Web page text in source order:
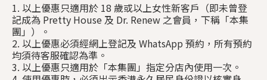
1. 以上優惠只適用於 18 歲或以上女性新客戶（即未曾登
記成為 Pretty House 及 Dr. Renew 之會員，下稱「本集
團」）。
2. 以上優惠必須經網上登記及 WhatsApp 預約，所有預約
均須待客服確認為準。
3. 以上優惠只適用於「本集團」指定分店內使用一次。